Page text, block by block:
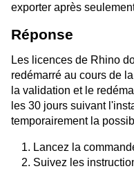
exporter après
Réponse
Les licences de Rhino
redémarré au cours de
la validation et le
les 30 jours suivant
temporairement la
Lancez la
Suivez les